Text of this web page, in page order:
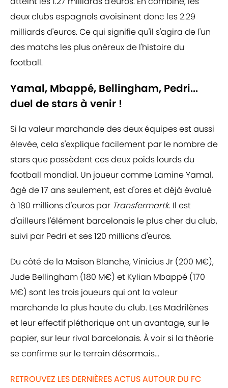
deux clubs espagnols avoisinent donc les 2.29
milliards d'euros. Ce qui signifie qu'il s'agira de l'un
des matchs les plus onéreux de l'histoire du
football.
Yamal, Mbappé, Bellingham, Pedri...
duel de stars à venir !
Si la valeur marchande des deux équipes est aussi
élevée, cela s'explique facilement par le nombre de
stars que possèdent ces deux poids lourds du
football mondial. Un joueur comme Lamine Yamal,
âgé de 17 ans seulement, est d'ores et déjà évalué
à 180 millions d'euros par Transfermartk. Il est
d'ailleurs l'élément barcelonais le plus cher du club,
suivi par Pedri et ses 120 millions d'euros.
Du côté de la Maison Blanche, Vinicius Jr (200 M€),
Jude Bellingham (180 M€) et Kylian Mbappé (170
M€) sont les trois joueurs qui ont la valeur
marchande la plus haute du club. Les Madrilènes
et leur effectif pléthorique ont un avantage, sur le
papier, sur leur rival barcelonais. À voir si la théorie
se confirme sur le terrain désormais...
RETROUVEZ LES DERNIÈRES ACTUS AUTOUR DU FC